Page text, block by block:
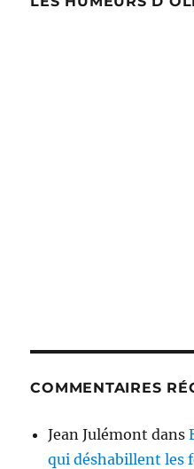
COMMENTAIRES
Jean Julémont dans
qui déshabillent les